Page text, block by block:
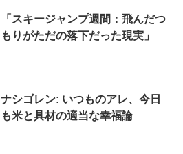
「スキージャンプ週間：飛んだつ
もりがただの落下だった現実」
ナシゴレン: いつものアレ、今日
も米と具材の適当な幸福論